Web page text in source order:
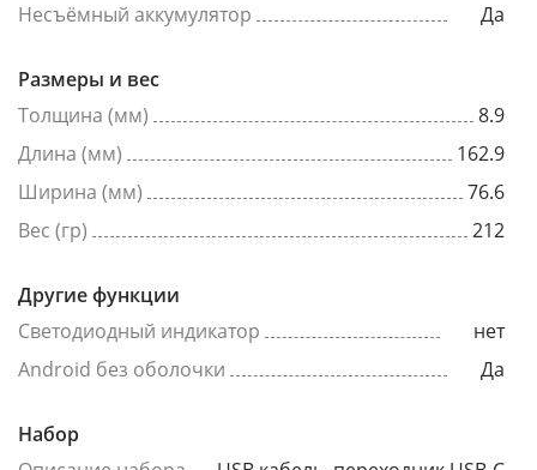
Несъёмный аккумулятор
Да
Размеры и вес
Толщина (мм)
8.9
Длина (мм)
162.9
Ширина (мм)
76.6
Вес (гр)
212
Другие функции
Светодиодный индикатор
нет
Android без оболочки
Да
Набор